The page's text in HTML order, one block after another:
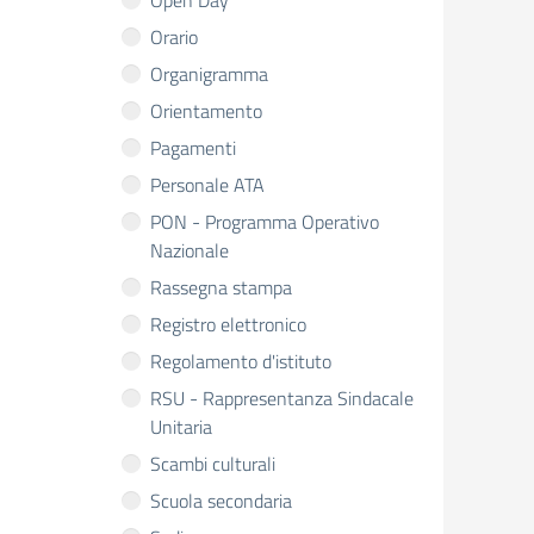
Orario
Organigramma
Orientamento
Pagamenti
Personale ATA
PON - Programma Operativo
Nazionale
Rassegna stampa
Registro elettronico
Regolamento d'istituto
RSU - Rappresentanza Sindacale
Unitaria
Scambi culturali
Scuola secondaria